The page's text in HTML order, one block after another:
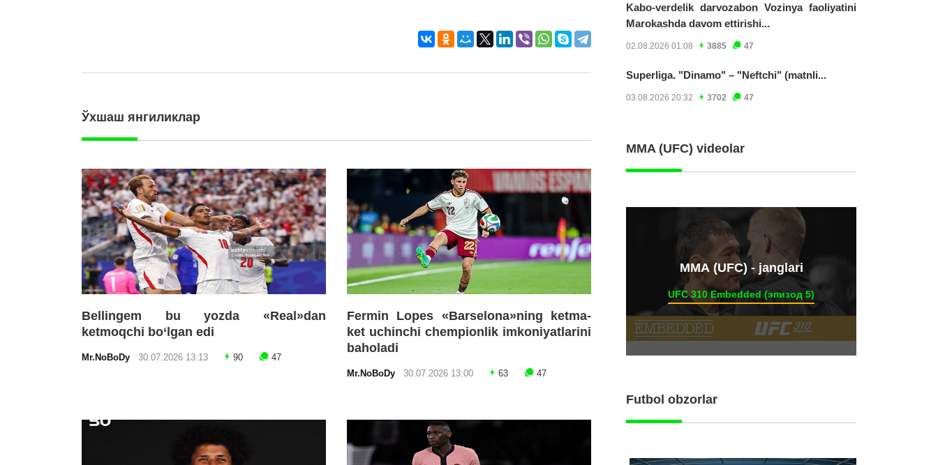
Ўхшаш янгиликлар
Bellingem bu yozda «Real»dan
ketmoqchi bo‘lgan edi
Mr.NoBoDy 30.07.2026 13:13 90 47
Fermin Lopes «Barselona»ning ketma-
ket uchinchi chempionlik imkoniyatlarini
baholadi
Mr.NoBoDy 30.07.2026 13:00 63 47
Kabo-verdelik darvozabon Vozinya faoliyatini
Marokashda davom ettirishi...
02.08.2026 01:08 3885 47
Superliga. "Dinamo" – "Neftchi" (matnli...
03.08.2026 20:32 3702 47
MMA (UFC) videolar
ММА (UFC) - janglari
UFC 310 Embedded (эпизод 5)
Futbol obzorlar